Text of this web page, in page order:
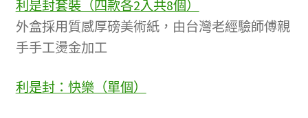
利是封套裝（四款各2入共8個）
外盒採用質感厚磅美術紙，由台灣老經驗師傅親
手手工燙金加工
利是封：快樂（單個）